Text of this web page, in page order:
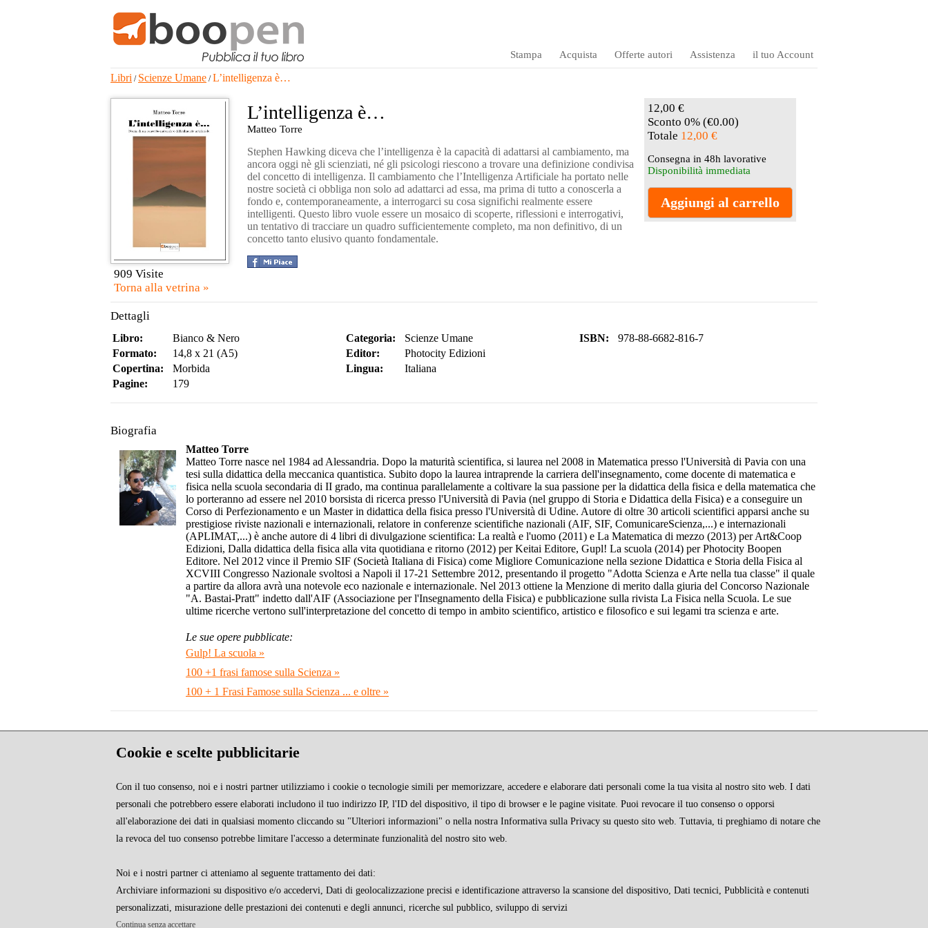
Stampa Acquista Offerte autori Assistenza il tuo Account
Libri / Scienze Umane /L’intelligenza è…
909 Visite
Torna alla vetrina »
L’intelligenza è…
Matteo Torre
Stephen Hawking diceva che l’intelligenza è la capacità di adattarsi al cambiamento, ma
ancora oggi nè gli scienziati, né gli psicologi riescono a trovare una definizione condivisa
del concetto di intelligenza. Il cambiamento che l’Intelligenza Artificiale ha portato nelle
nostre società ci obbliga non solo ad adattarci ad essa, ma prima di tutto a conoscerla a
fondo e, contemporaneamente, a interrogarci su cosa significhi realmente essere
intelligenti. Questo libro vuole essere un mosaico di scoperte, riflessioni e interrogativi,
un tentativo di tracciare un quadro sufficientemente completo, ma non definitivo, di un
concetto tanto elusivo quanto fondamentale.
12,00 €
Sconto 0% (€0.00)
Totale 12,00 €
Consegna in 48h lavorative
Disponibilità immediata
Dettagli
Libro:
Bianco & Nero
Formato:
14,8 x 21 (A5)
Copertina:
Morbida
Pagine:
179
Categoria:
Scienze Umane
Editor:
Photocity Edizioni
Lingua:
Italiana
ISBN: 978-88-6682-816-7
Biografia
Matteo Torre
Matteo Torre nasce nel 1984 ad Alessandria. Dopo la maturità scientifica, si laurea nel 2008 in Matematica presso l'Università di Pavia con una
tesi sulla didattica della meccanica quantistica. Subito dopo la laurea intraprende la carriera dell'insegnamento, come docente di matematica e
fisica nella scuola secondaria di II grado, ma continua parallelamente a coltivare la sua passione per la didattica della fisica e della matematica che
lo porteranno ad essere nel 2010 borsista di ricerca presso l'Università di Pavia (nel gruppo di Storia e Didattica della Fisica) e a conseguire un
Corso di Perfezionamento e un Master in didattica della fisica presso l'Università di Udine. Autore di oltre 30 articoli scientifici apparsi anche su
prestigiose riviste nazionali e internazionali, relatore in conferenze scientifiche nazionali (AIF, SIF, ComunicareScienza,...) e internazionali
(APLIMAT,...) è anche autore di 4 libri di divulgazione scientifica: La realtà e l'uomo (2011) e La Matematica di mezzo (2013) per Art&Coop
Edizioni, Dalla didattica della fisica alla vita quotidiana e ritorno (2012) per Keitai Editore, Gupl! La scuola (2014) per Photocity Boopen
Editore. Nel 2012 vince il Premio SIF (Società Italiana di Fisica) come Migliore Comunicazione nella sezione Didattica e Storia della Fisica al
XCVIII Congresso Nazionale svoltosi a Napoli il 17-21 Settembre 2012, presentando il progetto "Adotta Scienza e Arte nella tua classe" il quale
a partire da allora avrà una notevole eco nazionale e internazionale. Nel 2013 ottiene la Menzione di merito dalla giuria del Concorso Nazionale
"A. Bastai-Pratt" indetto dall'AIF (Associazione per l'Insegnamento della Fisica) e pubblicazione sulla rivista La Fisica nella Scuola. Le sue
ultime ricerche vertono sull'interpretazione del concetto di tempo in ambito scientifico, artistico e filosofico e sui legami tra scienza e arte.
Le sue opere pubblicate:
Gulp! La scuola »
100 +1 frasi famose sulla Scienza »
100 + 1 Frasi Famose sulla Scienza ... e oltre »
Al momento non sono presenti stralci
Al momento non sono presenti recensioni
Cookie e scelte pubblicitarie
Con il tuo consenso, noi e i nostri partner utilizziamo i cookie o tecnologie simili per memorizzare, accedere e elaborare dati personali come la tua visita al nostro sito web. I dati
personali che potrebbero essere elaborati includono il tuo indirizzo IP, l'ID del dispositivo, il tipo di browser e le pagine visitate. Puoi revocare il tuo consenso o opporsi
all'elaborazione dei dati in qualsiasi momento cliccando su "Ulteriori informazioni" o nella nostra Informativa sulla Privacy su questo sito web. Tuttavia, ti preghiamo di notare che
la revoca del tuo consenso potrebbe limitare l'accesso a determinate funzionalità del nostro sito web.
Noi e i nostri partner ci atteniamo al seguente trattamento dei dati:
Archiviare informazioni su dispositivo e/o accedervi, Dati di geolocalizzazione precisi e identificazione attraverso la scansione del dispositivo, Dati tecnici, Pubblicità e contenuti
personalizzati, misurazione delle prestazioni dei contenuti e degli annunci, ricerche sul pubblico, sviluppo di servizi
Continua senza accettare